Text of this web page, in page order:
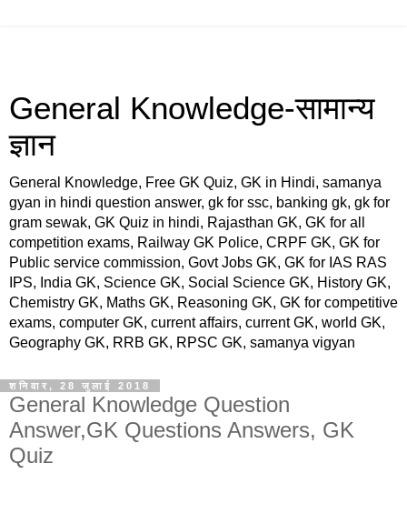
General Knowledge-सामान्य
ज्ञान
General Knowledge, Free GK Quiz, GK in Hindi, samanya
gyan in hindi question answer, gk for ssc, banking gk, gk for
gram sewak, GK Quiz in hindi, Rajasthan GK, GK for all
competition exams, Railway GK Police, CRPF GK, GK for
Public service commission, Govt Jobs GK, GK for IAS RAS
IPS, India GK, Science GK, Social Science GK, History GK,
Chemistry GK, Maths GK, Reasoning GK, GK for competitive
exams, computer GK, current affairs, current GK, world GK,
Geography GK, RRB GK, RPSC GK, samanya vigyan
शनिवार, 28 जुलाई 2018
General Knowledge Question
Answer,GK Questions Answers, GK
Quiz